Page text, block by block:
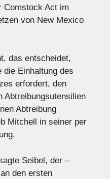
Comstock Act im
von New Mexico
das entscheidet,
die Einhaltung des
erfordert, den
Abtreibungsutensilien
Abtreibung
Mitchell in seiner per
Seibel, der –
den ersten